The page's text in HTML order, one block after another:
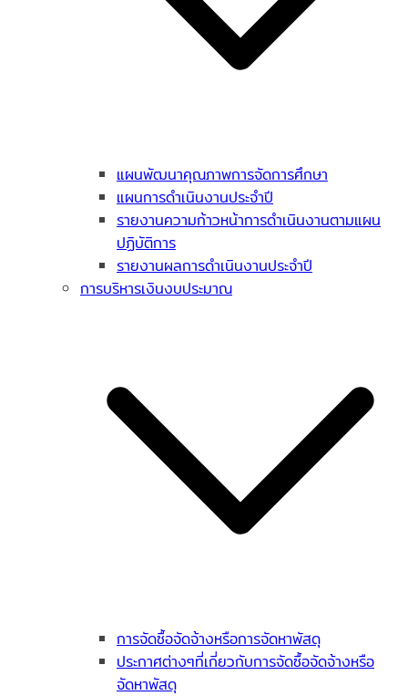
แผนพัฒนาคุณภาพการจัดการศึกษา
แผนการดำเนินงานประจำปี
รายงานความก้าวหน้าการดำเนินงานตามแผน
ปฏิบัติการ
รายงานผลการดำเนินงานประจำปี
การบริหารเงินงบประมาณ
การจัดซื้อจัดจ้างหรือการจัดหาพัสดุ
ประกาศต่างๆที่เกี่ยวกับการจัดซื้อจัดจ้างหรือ
จัดหาพัสดุ